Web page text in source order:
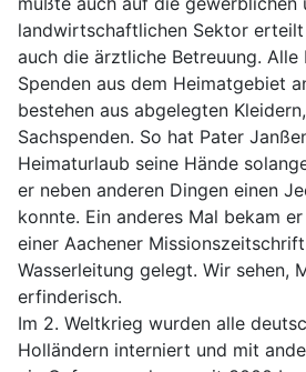
landwirtschaftlichen Sektor
auch die ärztliche Betreuung. Alle
Spenden aus dem Heimatgebiet
bestehen aus abgelegten
Sachspenden. So hat Pater
Heimaturlaub seine Hände
er neben anderen Dingen einen
konnte. Ein anderes Mal bekam
einer Aachener
Wasserleitung gelegt. Wir sehen,
erfinderisch.
Im 2. Weltkrieg wurden alle
Holländern interniert und mit